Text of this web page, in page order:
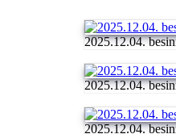
2025.12.04.
2025.12.04.
2025.12.04.